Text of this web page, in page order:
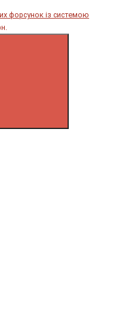
форсунок із системою